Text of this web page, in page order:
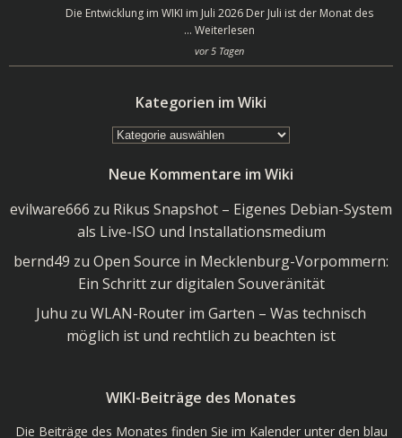
Die Entwicklung im WIKI im Juli 2026 Der Juli ist der Monat des
… Weiterlesen
vor 5 Tagen
Kategorien im Wiki
Kategorien
Wiki
Neue Kommentare im Wiki
evilware666 zu Rikus Snapshot – Eigenes Debian-System
als Live-ISO und Installationsmedium
bernd49 zu Open Source in Mecklenburg-Vorpommern:
Ein Schritt zur digitalen Souveränität
Juhu zu WLAN-Router im Garten – Was technisch
möglich ist und rechtlich zu beachten ist
WIKI-Beiträge des Monates
Die Beiträge des Monates finden Sie im Kalender unter den blau